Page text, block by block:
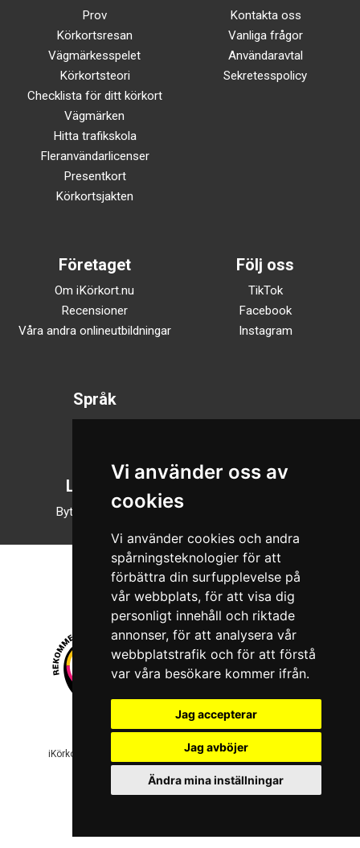
Vi använder oss av
cookies
Vi använder cookies och andra
spårningsteknologier för att
förbättra din surfupplevelse på
vår webbplats, för att visa dig
personligt innehåll och riktade
annonser, för att analysera vår
webbplatstrafik och för att förstå
var våra besökare kommer ifrån.
Jag accepterar
Jag avböjer
Ändra mina inställningar
Prov
Körkortsresan
Vägmärkesspelet
Körkortsteori
Checklista för ditt körkort
Vägmärken
Hitta trafikskola
Fleranvändarlicenser
Presentkort
Körkortsjakten
Kontakta oss
Vanliga frågor
Användaravtal
Sekretesspolicy
Företaget
Om iKörkort.nu
Recensioner
Våra andra onlineutbildningar
Följ oss
TikTok
Facebook
Instagram
Språk
Läsläge
Byt till nattläge
© 2026 Boboshi AB. Alla rättigheter förbehålls.
iKörkort är ett registrerat varumärke som tillhör Boboshi AB.